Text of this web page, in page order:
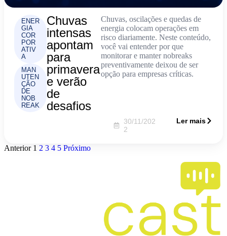
ENER
GIA
COR
POR
ATIV
A
MAN
UTEN
ÇÃO
DE
NOB
REAK
Chuvas
intensas
apontam
para
primavera
e verão
de
desafios
Chuvas, oscilações e quedas de
energia colocam operações em
risco diariamente. Neste conteúdo,
você vai entender por que
monitorar e manter nobreaks
preventivamente deixou de ser
opção para empresas críticas.
30/11/202
2
Ler mais
Anterior 1 2 3 4 5 Próximo